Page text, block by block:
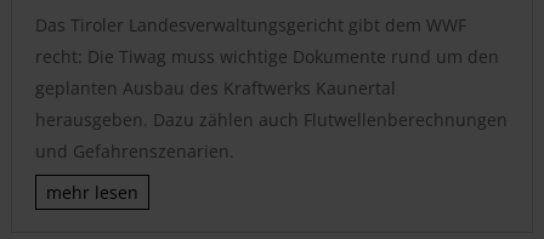
Das Tiroler Landesverwaltungsgericht gibt dem WWF
recht: Die Tiwag muss wichtige Dokumente rund um den
geplanten Ausbau des Kraftwerks Kaunertal
herausgeben. Dazu zählen auch Flutwellenberechnungen
und Gefahrenszenarien.
mehr lesen